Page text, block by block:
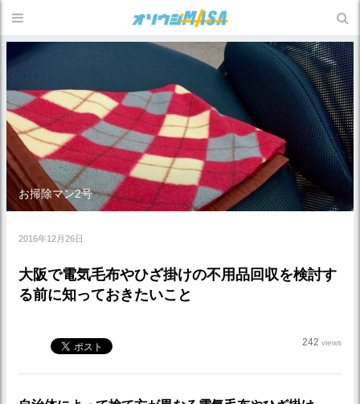
お掃除マン2号
2016年12月26日
大阪で電気毛布やひざ掛けの不用品回収を検討す
る前に知っておきたいこと
242 views